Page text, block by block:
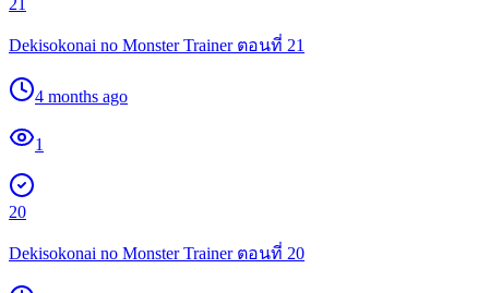
Dekisokonai no Monster Trainer ตอนที่ 21
4 months ago
1
20
Dekisokonai no Monster Trainer ตอนที่ 20